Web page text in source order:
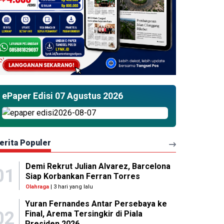
ePaper Edisi 07 Agustus 2026
Populer
Demi Rekrut Julian Alvarez, Barcelona
Siap Korbankan Ferran Torres
Olahraga| 3 hari yang lalu
Yuran Fernandes Antar Persebaya ke
Final, Arema Tersingkir di Piala